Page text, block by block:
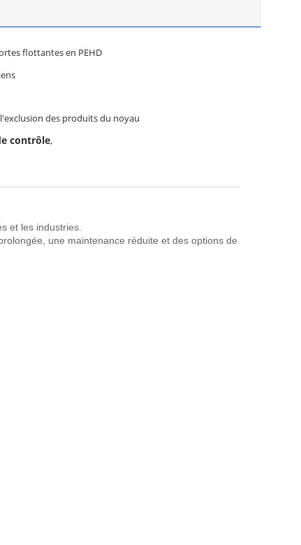
flottantes en PEHD
des produits du noyau
contrôle,
et les industries.
une maintenance réduite et des options de